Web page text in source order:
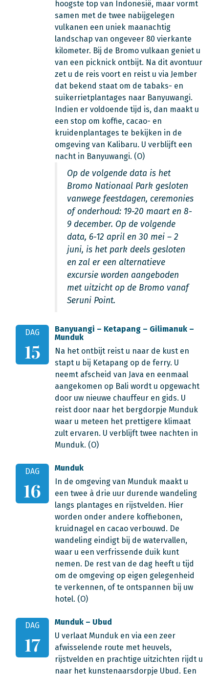
hoogste top van Indonesië, maar vormt
samen met de twee nabijgelegen
vulkanen een uniek maanachtig
landschap van ongeveer 80 vierkante
kilometer. Bij de Bromo vulkaan geniet u
van een picknick ontbijt. Na dit avontuur
zet u de reis voort en reist u via Jember
dat bekend staat om de tabaks- en
suikerrietplantages naar Banyuwangi.
Indien er voldoende tijd is, dan maakt u
een stop om koffie, cacao- en
kruidenplantages te bekijken in de
omgeving van Kalibaru. U verblijft een
nacht in Banyuwangi. (O)
Op de volgende data is het
Bromo Nationaal Park gesloten
vanwege feestdagen, ceremonies
of onderhoud: 19-20 maart en 8-
9 december. Op de volgende
data, 6-12 april en 30 mei – 2
juni, is het park deels gesloten
en zal er een alternatieve
excursie worden aangeboden
met uitzicht op de Bromo vanaf
Seruni Point.
DAG
15
Banyuangi – Ketapang – Gilimanuk –
Munduk
Na het ontbijt reist u naar de kust en
stapt u bij Ketapang op de ferry. U
neemt afscheid van Java en eenmaal
aangekomen op Bali wordt u opgewacht
door uw nieuwe chauffeur en gids. U
reist door naar het bergdorpje Munduk
waar u meteen het prettigere klimaat
zult ervaren. U verblijft twee nachten in
Munduk. (O)
DAG
16
Munduk
In de omgeving van Munduk maakt u
een twee à drie uur durende wandeling
langs plantages en rijstvelden. Hier
worden onder andere koffiebonen,
kruidnagel en cacao verbouwd. De
wandeling eindigt bij de watervallen,
waar u een verfrissende duik kunt
nemen. De rest van de dag heeft u tijd
om de omgeving op eigen gelegenheid
te verkennen, of te ontspannen bij uw
hotel. (O)
DAG
17
Munduk – Ubud
U verlaat Munduk en via een zeer
afwisselende route met heuvels,
rijstvelden en prachtige uitzichten rijdt u
naar het kunstenaarsdorpje Ubud. Een